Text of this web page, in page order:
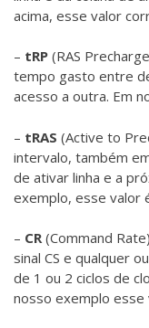
acima, esse valor
– tRP (RAS
tempo gasto entre
acesso a outra. Em
– tRAS (Active to
intervalo, também
de ativar linha e a
exemplo, esse valor
– CR(Command
sinal CS e qualquer
de 1 ou 2 ciclos de
nosso exemplo esse